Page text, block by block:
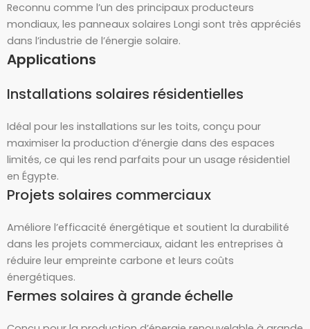
Reconnu comme l’un des principaux producteurs
mondiaux, les panneaux solaires Longi sont très appréciés
dans l’industrie de l’énergie solaire.
Applications
Installations solaires résidentielles
Idéal pour les installations sur les toits, conçu pour
maximiser la production d’énergie dans des espaces
limités, ce qui les rend parfaits pour un usage résidentiel
en Égypte.
Projets solaires commerciaux
Améliore l’efficacité énergétique et soutient la durabilité
dans les projets commerciaux, aidant les entreprises à
réduire leur empreinte carbone et leurs coûts
énergétiques.
Fermes solaires à grande échelle